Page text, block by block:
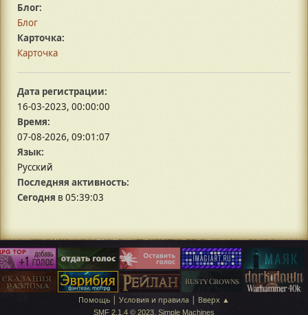
Блог:
Блог
Карточка:
Карточка
Дата регистрации:
16-03-2023, 00:00:00
Время:
07-08-2026, 09:01:07
Язык:
Русский
Последняя активность:
Сегодня в 05:39:03
Помощь | Условия и правила | Вверх ▲
SMF 2.1.4 © 2023, Simple Machines